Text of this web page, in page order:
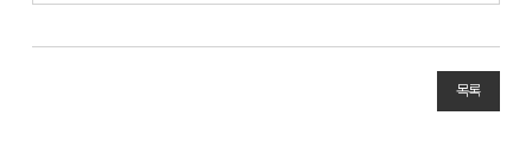
목록